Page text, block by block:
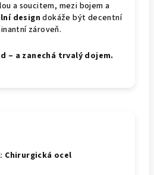
a soucitem, mezi bojem a
design dokáže být decentní
zároveň.
– a zanechá trvalý dojem.
Chirurgická ocel